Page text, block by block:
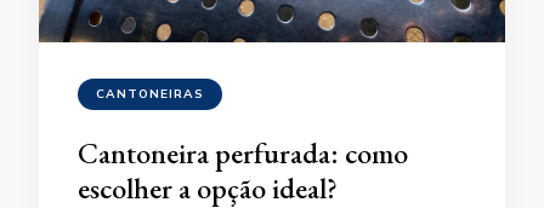
CANTONEIRAS
Cantoneira perfurada: como
escolher a opção ideal?